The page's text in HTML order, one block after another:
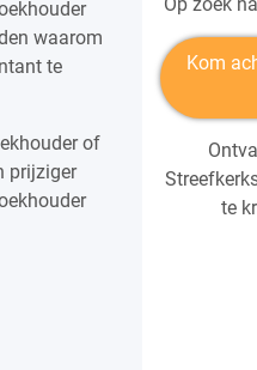
waarom
te
of
prijziger
Kom
te